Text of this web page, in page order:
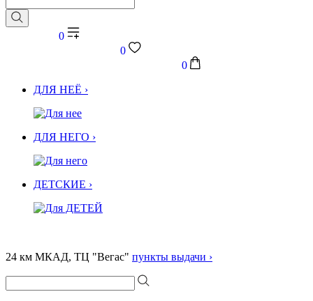
0
0
0
ДЛЯ НЕЁ ›
ДЛЯ НЕГО ›
ДЕТСКИЕ ›
24 км МКАД, ТЦ "Вегас" пункты выдачи ›